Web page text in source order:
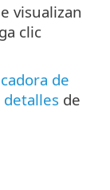
visualizan
clic
de
detalles de